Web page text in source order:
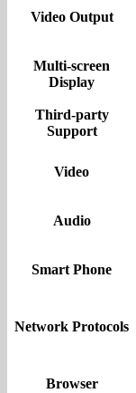
Video Output
Multi-screen
Display
Third-party
Support
Video
Audio
Smart Phone
Network Protocols
Browser